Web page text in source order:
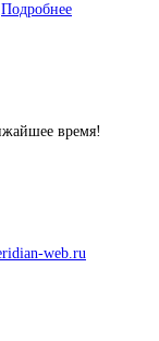
Подробнее
время!